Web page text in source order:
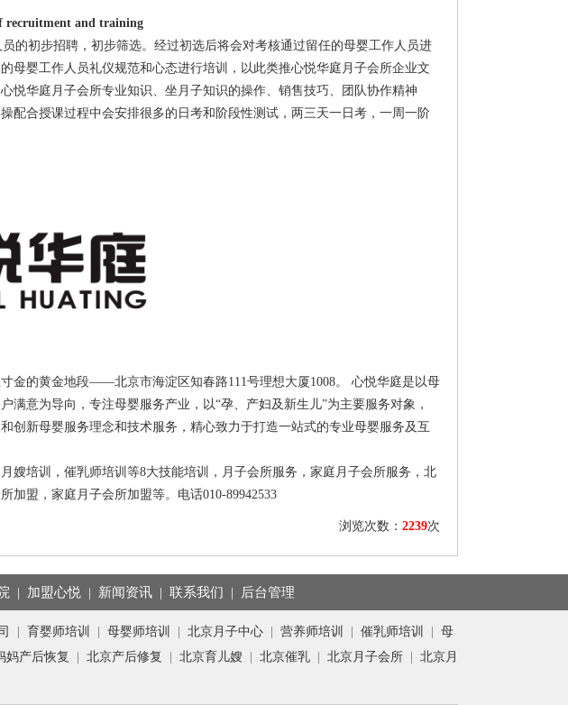
recruitment and training
的初步招聘，初步筛选。经过初选后将会对考核通过留任的母婴工作人员进
母婴工作人员礼仪规范和心态进行培训，以此类推心悦华庭月子会所企业文
悦华庭月子会所专业知识、坐月子知识的操作、销售技巧、团队协作精神
配合授课过程中会安排很多的日考和阶段性测试，两三天一日考，一周一阶
金的黄金地段——北京市海淀区知春路111号理想大厦1008。 心悦华庭是以母
满意为导向，专注母婴服务产业，以“孕、产妇及新生儿”为主要服务对象，
创新母婴服务理念和技术服务，精心致力于打造一站式的专业母婴服务及互
嫂培训，催乳师培训等8大技能培训，月子会所服务，家庭月子会所服务，北
加盟，家庭月子会所加盟等。电话010-89942533
浏览次数： 2239次
| 加盟心悦| 新闻资讯| 联系我们 | 后台管理
育婴师培训 母婴师培训 北京月子中心 营养师培训 催乳师培训
母
妈产后恢复 北京产后修复 北京育儿嫂 北京催乳 北京月子会所
北京月